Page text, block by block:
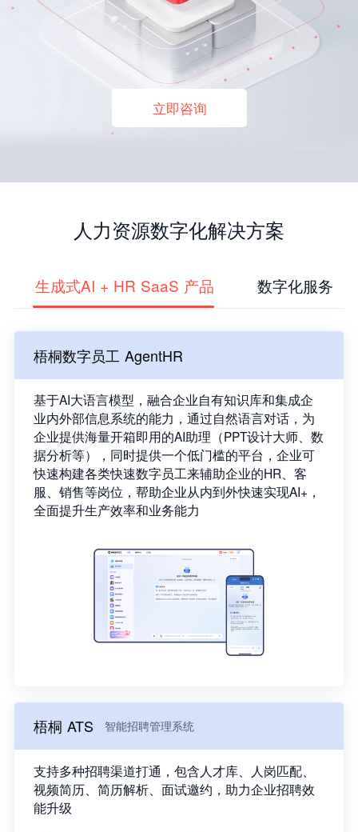
立即咨询
人力资源数字化解决方案
生成式AI + HR SaaS 产品 数字化服务
梧桐数字员工 AgentHR
基于AI大语言模型，融合企业自有知识库和集成企
业内外部信息系统的能力，通过自然语言对话，为
企业提供海量开箱即用的AI助理（PPT设计大师、数
据分析等），同时提供一个低门槛的平台，企业可
快速构建各类快速数字员工来辅助企业的HR、客
服、销售等岗位，帮助企业从内到外快速实现AI+，
全面提升生产效率和业务能力
梧桐 ATS 智能招聘管理系统
支持多种招聘渠道打通，包含人才库、人岗匹配、
视频简历、简历解析、面试邀约，助力企业招聘效
能升级